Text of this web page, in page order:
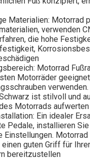
Materialien: Motorrad
verwenden
die hohe
Motorrad
Motorräder
ist stilvoll und
Motorrads aufwerten
Ein idealer
Pedale, installieren
Einstellungen.
guten Griff für
bereitzustellen